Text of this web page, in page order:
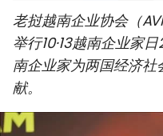
社会
环保
老挝越南企业协会（
举行10·13越南企业家
南企业家为两国经济
献。